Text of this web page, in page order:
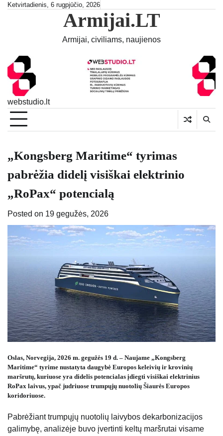
SkipKetvirtadienis, 6 rugpjūčio, 2026
Armijai.LT
Armijai, civiliams, naujienos
webstudio.lt
„Kongsberg Maritime“ tyrimas
pabrėžia didelį visiškai elektrinio
„RoPax“ potencialą
Posted on 19 gegužės, 2026
Oslas, Norvegija, 2026 m. gegužės 19 d. – Naujame „Kongsberg
Maritime“ tyrime nustatyta daugybė Europos keleivių ir krovinių
maršrutų, kuriuose yra didelis potencialas įdiegti visiškai elektrinius
RoPax laivus, ypač judriuose trumpųjų nuotolių Šiaurės Europos
koridoriuose.
Pabrėžiant trumpųjų nuotolių laivybos dekarbonizacijos
galimybę, analizėje buvo įvertinti keltų maršrutai visame